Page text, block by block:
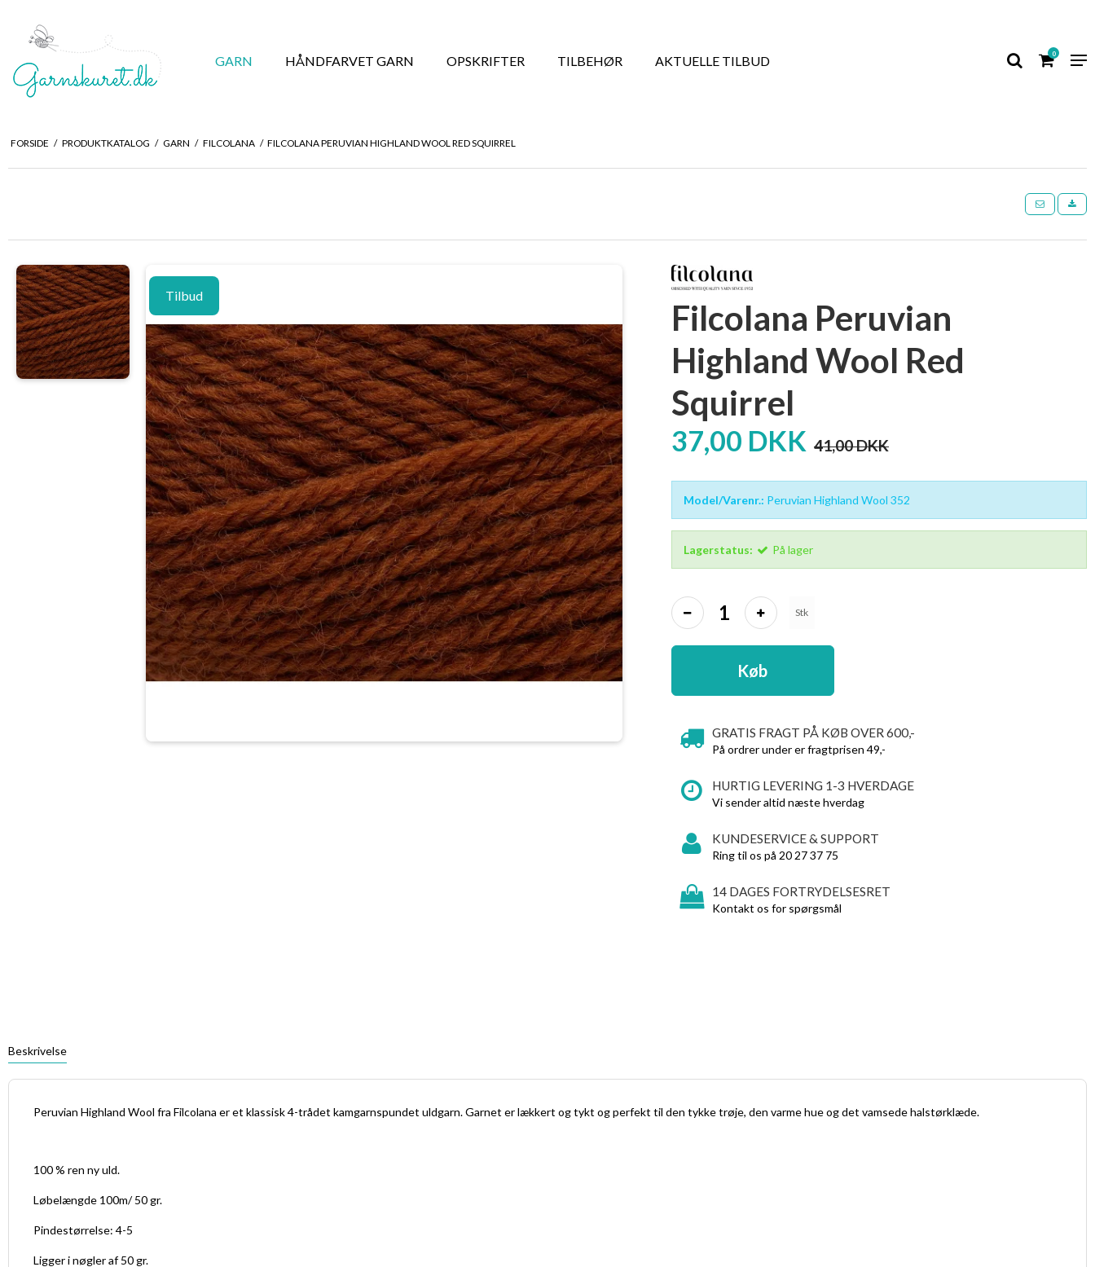
GARN HÅNDFARVET GARN OPSKRIFTER TILBEHØR AKTUELLE TILBUD 0
FORSIDE / PRODUKTKATALOG / GARN / FILCOLANA / FILCOLANA PERUVIAN HIGHLAND WOOL RED SQUIRREL
Tilbud
Filcolana Peruvian
Highland Wool Red
Squirrel
37,00 DKK 41,00 DKK
Model/Varenr.: Peruvian Highland Wool 352
Lagerstatus: På lager
Stk
Køb
GRATIS FRAGT PÅ KØB OVER 600,-
På ordrer under er fragtprisen 49,-
HURTIG LEVERING 1-3 HVERDAGE
Vi sender altid næste hverdag
KUNDESERVICE & SUPPORT
Ring til os på 20 27 37 75
14 DAGES FORTRYDELSESRET
Kontakt os for spørgsmål
Beskrivelse
Peruvian Highland Wool fra Filcolana er et klassisk 4-trådet kamgarnspundet uldgarn. Garnet er lækkert og tykt og perfekt til den tykke trøje, den varme hue og det vamsede halstørklæde.
100 % ren ny uld.
Løbelængde 100m/ 50 gr.
Pindestørrelse: 4-5
Ligger i nøgler af 50 gr.